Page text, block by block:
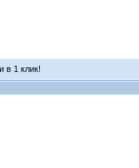
в 1 клик!